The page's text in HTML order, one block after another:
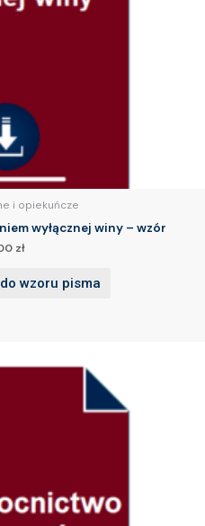
i opiekuńcze
wyłącznej winy – wzór
zł
wzoru pisma